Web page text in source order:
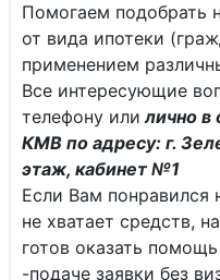
Помогаем подобрать
от вида ипотеки
применением
Все интересующие
телефону или лично в
КМВ по адресу: г.
этаж, кабинет №1
Если Вам понравился
не хватает средств,
готов оказать
-подаче заявки без